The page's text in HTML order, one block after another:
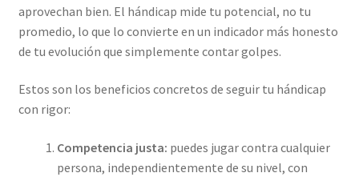
aprovechan bien. El hándicap mide tu potencial, no tu
promedio, lo que lo convierte en un indicador más honesto
de tu evolución que simplemente contar golpes.
Estos son los beneficios concretos de seguir tu hándicap
con rigor:
Competencia justa: puedes jugar contra cualquier
persona, independientemente de su nivel, con